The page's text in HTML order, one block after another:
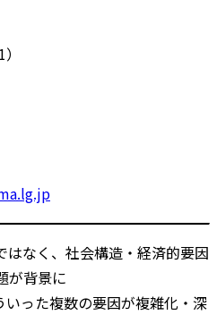
なく、社会構造・経済的要因
が背景に
いった複数の要因が複雑化・深